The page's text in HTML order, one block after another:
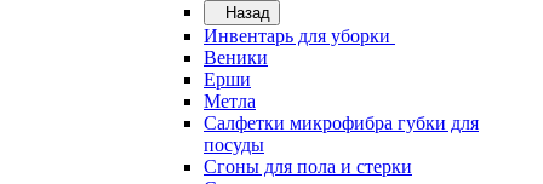
Назад
Инвентарь для уборки
Веники
Ерши
Метла
Салфетки микрофибра губки для
посуды
Сгоны для пола и стерки